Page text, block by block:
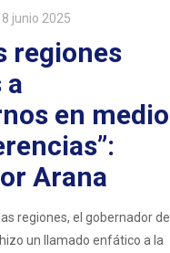
8 junio 2025
regiones
a
en medio
Arana
regiones, el gobernador de
un llamado enfático a la